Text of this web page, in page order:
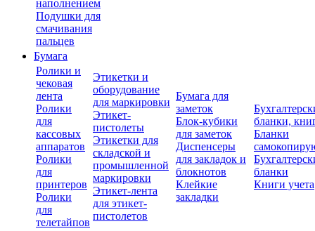
наполнением
Подушки для
смачивания
пальцев
Бумага
Ролики и
чековая
лента
Ролики
для
кассовых
аппаратов
Ролики
для
принтеров
Ролики
для
телетайпов
Этикетки и
оборудование
для маркировки
Этикет-
пистолеты
Этикетки для
складской и
промышленной
маркировки
Этикет-лента
для этикет-
пистолетов
Бумага для
заметок
Блок-кубики
для заметок
Диспенсеры
для закладок и
блокнотов
Клейкие
закладки
бланки,
Бланки
бланки
Книги учета